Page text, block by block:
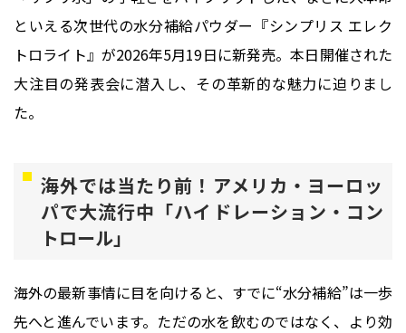
といえる次世代の水分補給パウダー『シンプリス エレク
トロライト』が2026年5月19日に新発売。本日開催された
大注目の発表会に潜入し、その革新的な魅力に迫りまし
た。
海外では当たり前！アメリカ・ヨーロッ
パで大流行中「ハイドレーション・コン
トロール」
海外の最新事情に目を向けると、すでに“水分補給”は一歩
先へと進んでいます。ただの水を飲むのではなく、より効